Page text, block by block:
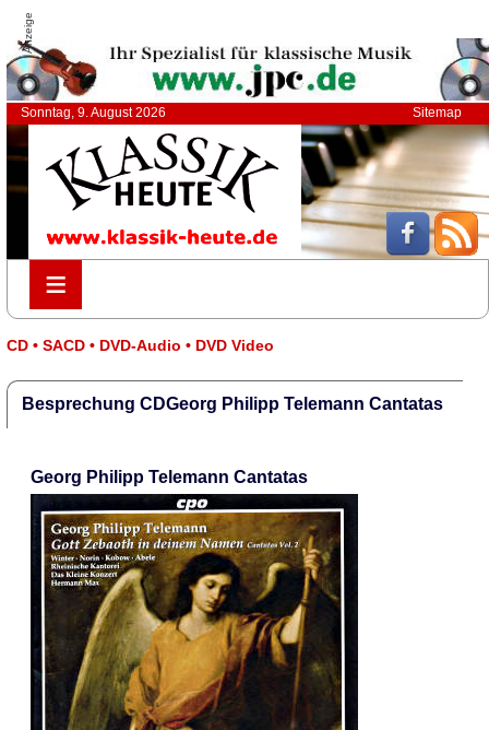
Anzeige
Sonntag, 9. August 2026 Sitemap
≡
≡
CD • SACD • DVD-Audio • DVD Video
Besprechung CDGeorg Philipp Telemann Cantatas
Georg Philipp Telemann Cantatas